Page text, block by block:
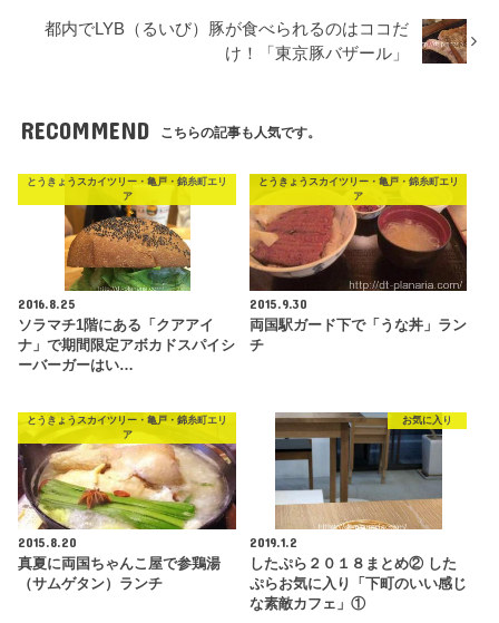
都内でLYB（るいび）豚が食べられるのはココだ
け！「東京豚バザール」
RECOMMEND こちらの記事も人気です。
とうきょうスカイツリー・亀戸・錦糸町エリ
ア
2016.8.25
ソラマチ1階にある「クアアイ
ナ」で期間限定アボカドスパイシ
ーバーガーはい…
とうきょうスカイツリー・亀戸・錦糸町エリ
ア
2015.9.30
両国駅ガード下で「うな丼」ラン
チ
とうきょうスカイツリー・亀戸・錦糸町エリ
ア
2015.8.20
真夏に両国ちゃんこ屋で参鶏湯
（サムゲタン）ランチ
お気に入り
2019.1.2
したぷら２０１８まとめ② した
ぷらお気に入り「下町のいい感じ
な素敵カフェ」①